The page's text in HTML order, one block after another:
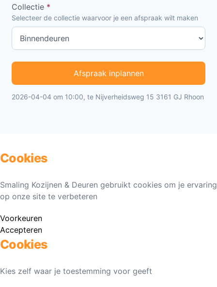
Collectie *
Selecteer de collectie waarvoor je een afspraak wilt maken
Afspraak inplannen
2026-04-04 om 10:00, te Nijverheidsweg 15 3161 GJ Rhoon
Cookies
Smaling Kozijnen & Deuren gebruikt cookies om je ervaring
op onze site te verbeteren
Voorkeuren
Accepteren
Cookies
Kies zelf waar je toestemming voor geeft